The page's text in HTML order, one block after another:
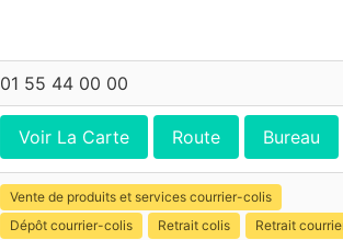
01 55 44 00 00
Voir La Carte Route Bureau
Vente de produits et services courrier-colis
Dépôt courrier-colis
Retrait colis
Retrait